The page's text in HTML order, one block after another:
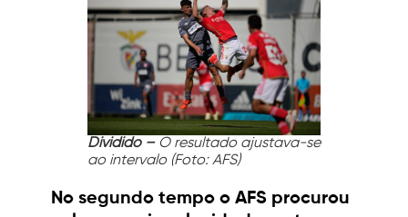
Dividido – O resultado ajustava-se
ao intervalo (Foto: AFS)
No segundo tempo o AFS procurou